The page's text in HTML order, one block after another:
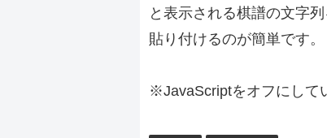
と表示される棋譜の文字列
貼り付けるのが簡単です。
※JavaScriptをオフにして